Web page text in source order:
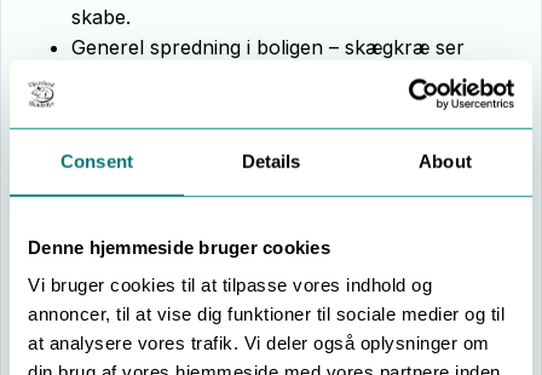
Consent Details About
Denne hjemmeside bruger cookies
Vi bruger cookies til at tilpasse vores indhold og
annoncer, til at vise dig funktioner til sociale medier og til
at analysere vores trafik. Vi deler også oplysninger om
skabe.
Generel spredning i boligen – skægkræ ser
soveværelset som endnu et rum med gode skjul
På sidenSkægkræ i sengenfår du en fokuseret
gennemgang af soveværelset og konkrete forslag til,